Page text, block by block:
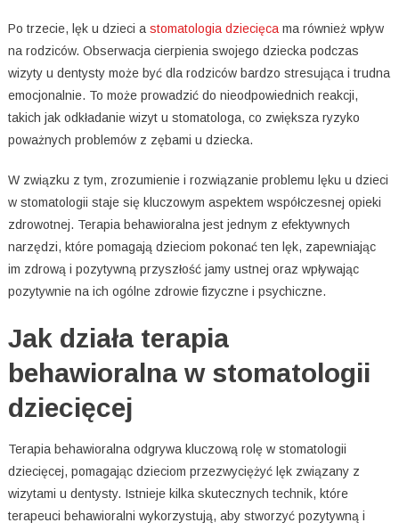
Po trzecie, lęk u dzieci a stomatologia dziecięcama również wpływ
na rodziców. Obserwacja cierpienia swojego dziecka podczas
wizyty u dentysty może być dla rodziców bardzo stresująca i trudna
emocjonalnie. To może prowadzić do nieodpowiednich reakcji,
takich jak odkładanie wizyt u stomatologa, co zwiększa ryzyko
poważnych problemów z zębami u dziecka.
W związku z tym, zrozumienie i rozwiązanie problemu lęku u dzieci
w stomatologii staje się kluczowym aspektem współczesnej opieki
zdrowotnej. Terapia behawioralna jest jednym z efektywnych
narzędzi, które pomagają dzieciom pokonać ten lęk, zapewniając
im zdrową i pozytywną przyszłość jamy ustnej oraz wpływając
pozytywnie na ich ogólne zdrowie fizyczne i psychiczne.
Jak działa terapia
behawioralna w stomatologii
dziecięcej
Terapia behawioralna odgrywa kluczową rolę w stomatologii
dziecięcej, pomagając dzieciom przezwyciężyć lęk związany z
wizytami u dentysty. Istnieje kilka skutecznych technik, które
terapeuci behawioralni wykorzystują, aby stworzyć pozytywną i